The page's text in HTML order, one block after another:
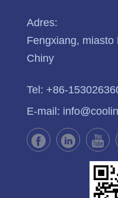
Chinach.
Adres:
Fengxiang, miasto
Chiny
Tel: +86-
E-mail: